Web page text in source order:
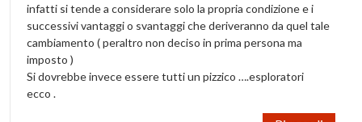
infatti si tende a considerare solo la propria condizione e i
successivi vantaggi o svantaggi che deriveranno da quel tale
cambiamento ( peraltro non deciso in prima persona ma
imposto )
Si dovrebbe invece essere tutti un pizzico ….esploratori
ecco .